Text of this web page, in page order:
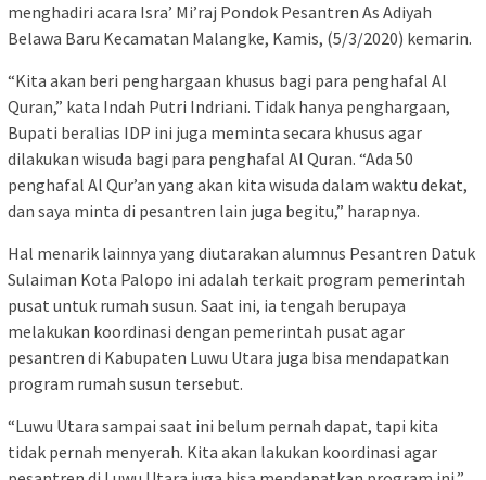
menghadiri acara Isra’ Mi’raj Pondok Pesantren As Adiyah
Belawa Baru Kecamatan Malangke, Kamis, (5/3/2020) kemarin.
“Kita akan beri penghargaan khusus bagi para penghafal Al
Quran,” kata Indah Putri Indriani. Tidak hanya penghargaan,
Bupati beralias IDP ini juga meminta secara khusus agar
dilakukan wisuda bagi para penghafal Al Quran. “Ada 50
penghafal Al Qur’an yang akan kita wisuda dalam waktu dekat,
dan saya minta di pesantren lain juga begitu,” harapnya.
Hal menarik lainnya yang diutarakan alumnus Pesantren Datuk
Sulaiman Kota Palopo ini adalah terkait program pemerintah
pusat untuk rumah susun. Saat ini, ia tengah berupaya
melakukan koordinasi dengan pemerintah pusat agar
pesantren di Kabupaten Luwu Utara juga bisa mendapatkan
program rumah susun tersebut.
“Luwu Utara sampai saat ini belum pernah dapat, tapi kita
tidak pernah menyerah. Kita akan lakukan koordinasi agar